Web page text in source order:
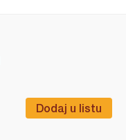
Dodaj u listu